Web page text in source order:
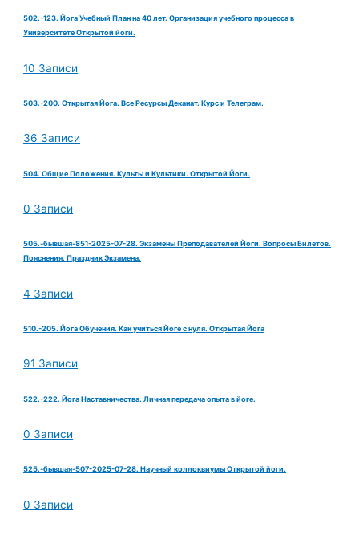
502.-123. Йога Учебный План на 40 лет. Организация учебного процесса в
Университете Открытой йоги.
10 Записи
503.-200. Открытая Йога. Все Ресурсы Деканат. Курс и Телеграм.
36 Записи
504. Общие Положения. Культы и Культики. Открытой Йоги.
0 Записи
505.-бывшая-851-2025-07-28. Экзамены Преподавателей Йоги. Вопросы Билетов.
Пояснения. Праздник Экзамена.
4 Записи
510.-205. Йога Обучения. Как учиться Йоге с нуля. Открытая Йога
91 Записи
522.-222. Йога Наставничества. Личная передача опыта в йоге.
0 Записи
525.-бывшая-507-2025-07-28. Научный коллоквиумы Открытой йоги.
0 Записи